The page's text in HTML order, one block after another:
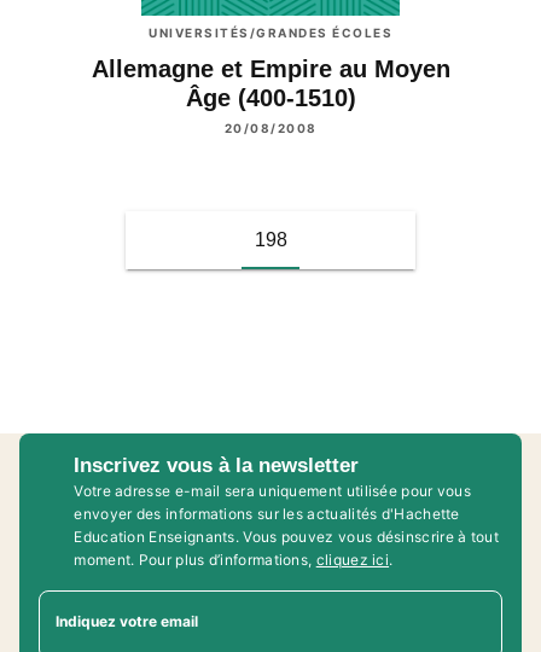
UNIVERSITÉS/GRANDES ÉCOLES
Allemagne et Empire au Moyen
Âge (400-1510)
20/08/2008
198
Inscrivez vous à la newsletter
Votre adresse e-mail sera uniquement utilisée pour vous
envoyer des informations sur les actualités d'Hachette
Education Enseignants. Vous pouvez vous désinscrire à tout
moment. Pour plus d’informations, cliquez ici.
Indiquez votre email